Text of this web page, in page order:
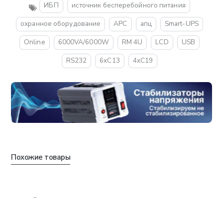
ИБП
источник бесперебойного питания
охранное оборудование
APC апц
Smart-UPS
Online
6000VA/6000W RM 4U LCD
USB
RS232
6xC13 4xC19
Похожие товары